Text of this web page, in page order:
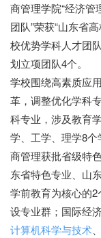
商管理学院“经济管
团队”荣获“山东省
校优势学科人才团
划立项团队4个。
学校围绕高素质应
革，调整优化学科
科专业，涉及教育
学、工学、理学8
商管理获批省级特
东省特色专业、山
学前教育为核心的
设专业群；国际经
计算机科学与技术